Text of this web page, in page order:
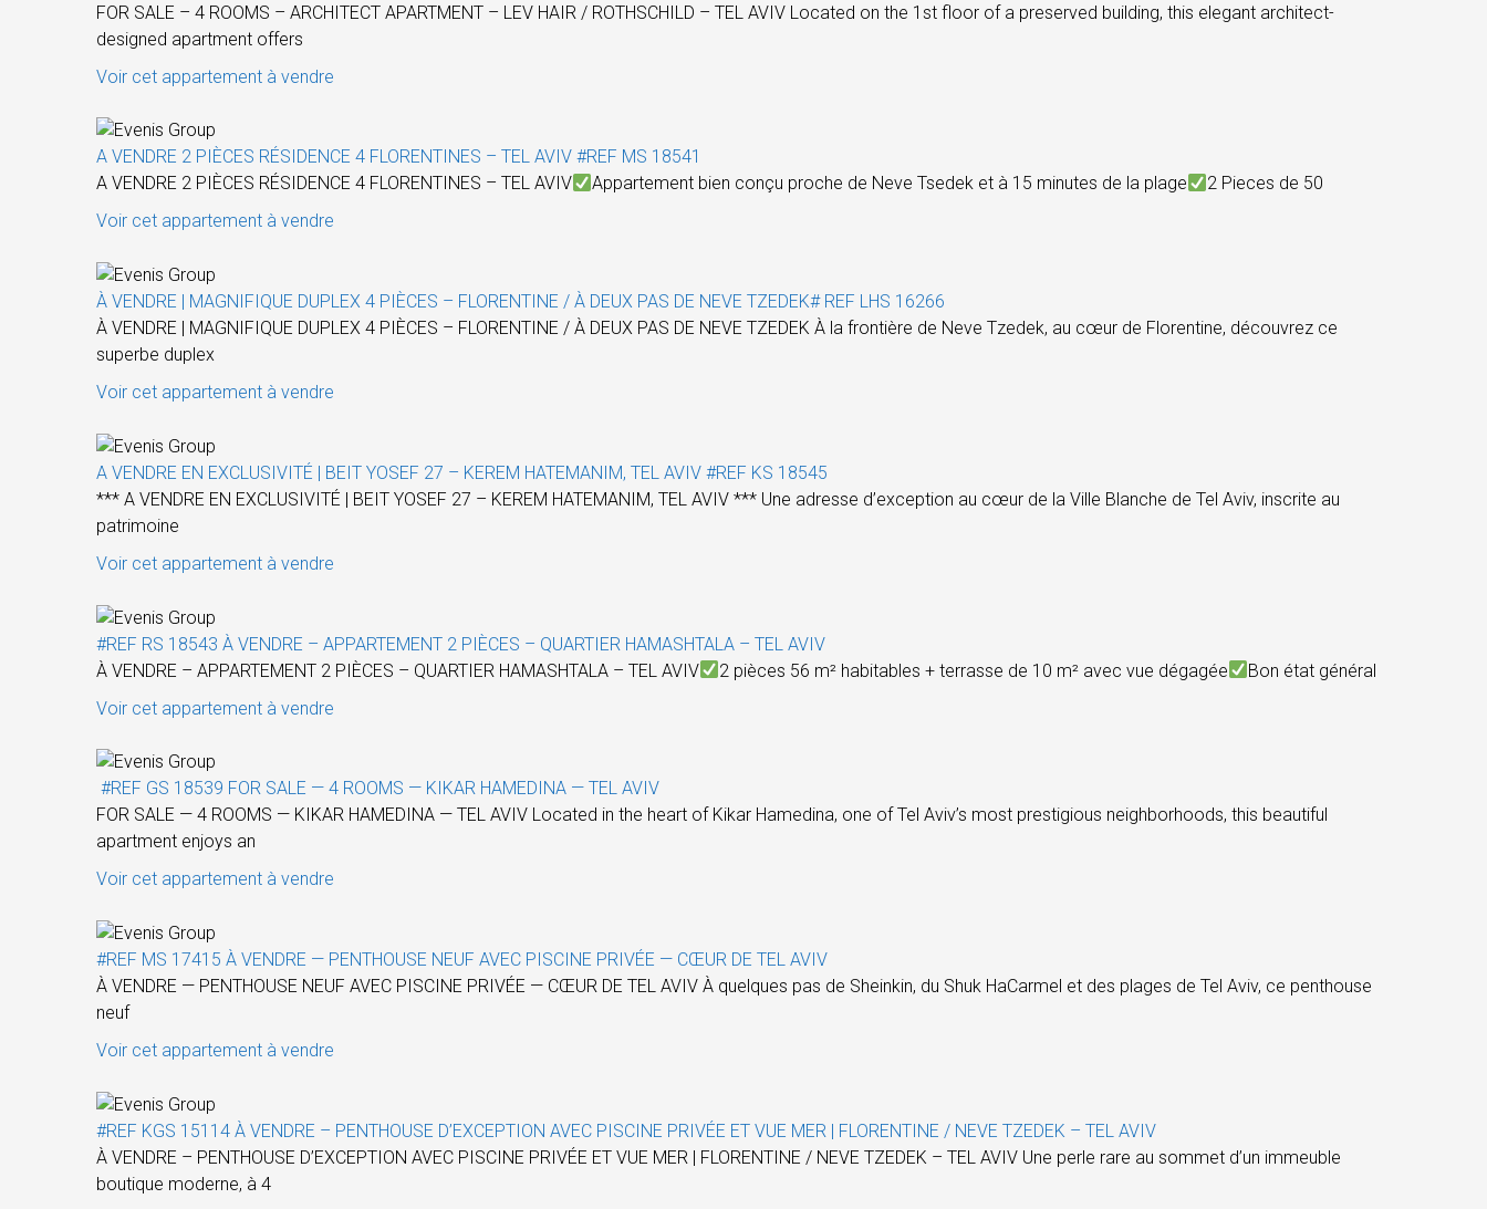
FOR SALE – 4 ROOMS – ARCHITECT APARTMENT – LEV HAIR / ROTHSCHILD – TEL AVIV Located on the 1st floor of a preserved building, this elegant architect-
designed apartment offers
Voir cet appartement à vendre
A VENDRE 2 PIÈCES RÉSIDENCE 4 FLORENTINES – TEL AVIV #REF MS 18541
A VENDRE 2 PIÈCES RÉSIDENCE 4 FLORENTINES – TEL AVIV
Appartement bien conçu proche de Neve Tsedek et à 15 minutes de la plage
2 Pieces de 50
Voir cet appartement à vendre
À VENDRE | MAGNIFIQUE DUPLEX 4 PIÈCES – FLORENTINE / À DEUX PAS DE NEVE TZEDEK# REF LHS 16266
À VENDRE | MAGNIFIQUE DUPLEX 4 PIÈCES – FLORENTINE / À DEUX PAS DE NEVE TZEDEK À la frontière de Neve Tzedek, au cœur de Florentine, découvrez ce
superbe duplex
Voir cet appartement à vendre
A VENDRE EN EXCLUSIVITÉ | BEIT YOSEF 27 – KEREM HATEMANIM, TEL AVIV #REF KS 18545
*** A VENDRE EN EXCLUSIVITÉ | BEIT YOSEF 27 – KEREM HATEMANIM, TEL AVIV *** Une adresse d’exception au cœur de la Ville Blanche de Tel Aviv, inscrite au
patrimoine
Voir cet appartement à vendre
#REF RS 18543 À VENDRE – APPARTEMENT 2 PIÈCES – QUARTIER HAMASHTALA – TEL AVIV
À VENDRE – APPARTEMENT 2 PIÈCES – QUARTIER HAMASHTALA – TEL AVIV
2 pièces 56 m² habitables + terrasse de 10 m² avec vue dégagée
Bon état général
Voir cet appartement à vendre
#REF GS 18539 FOR SALE — 4 ROOMS — KIKAR HAMEDINA — TEL AVIV
FOR SALE — 4 ROOMS — KIKAR HAMEDINA — TEL AVIV Located in the heart of Kikar Hamedina, one of Tel Aviv’s most prestigious neighborhoods, this beautiful
apartment enjoys an
Voir cet appartement à vendre
#REF MS 17415 À VENDRE — PENTHOUSE NEUF AVEC PISCINE PRIVÉE — CŒUR DE TEL AVIV
À VENDRE — PENTHOUSE NEUF AVEC PISCINE PRIVÉE — CŒUR DE TEL AVIV À quelques pas de Sheinkin, du Shuk HaCarmel et des plages de Tel Aviv, ce penthouse
neuf
Voir cet appartement à vendre
#REF KGS 15114 À VENDRE – PENTHOUSE D’EXCEPTION AVEC PISCINE PRIVÉE ET VUE MER | FLORENTINE / NEVE TZEDEK – TEL AVIV
À VENDRE – PENTHOUSE D’EXCEPTION AVEC PISCINE PRIVÉE ET VUE MER | FLORENTINE / NEVE TZEDEK – TEL AVIV Une perle rare au sommet d’un immeuble
boutique moderne, à 4